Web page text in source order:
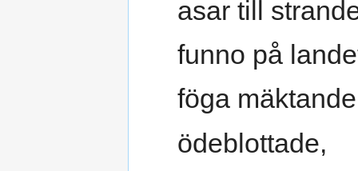
asar till
funno på
föga
ödeblottade,